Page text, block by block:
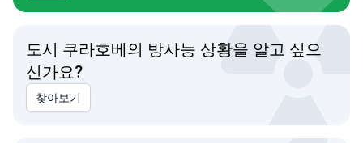
도시 쿠라호베의 방사능 상황을 알고 싶으
신가요?
찾아보기